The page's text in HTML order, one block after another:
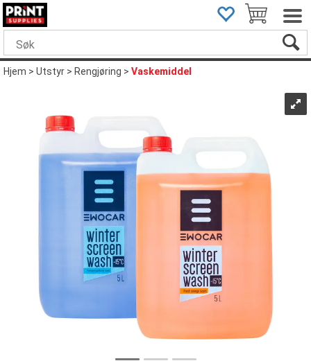
Hjem>Utstyr>Rengjøring>Vaskemiddel